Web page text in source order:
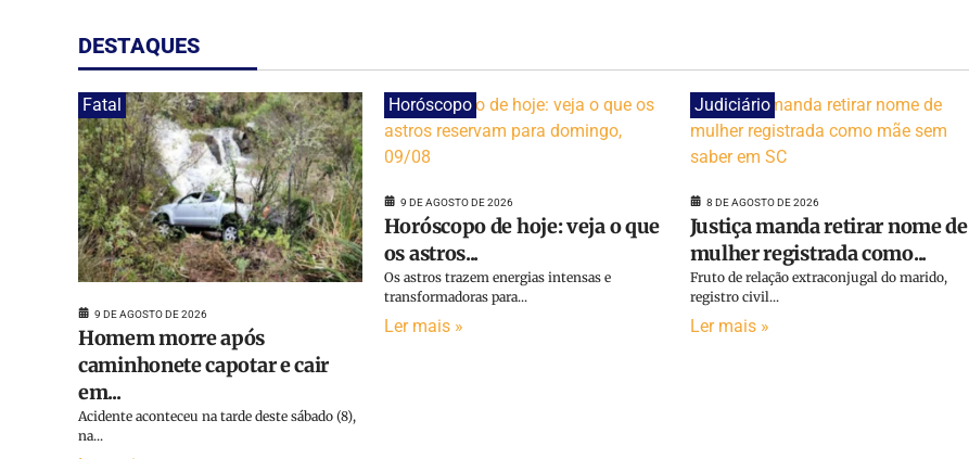
DESTAQUES
Fatal
9 DE AGOSTO DE 2026
Homem morre após
caminhonete capotar e cair
em...
Acidente aconteceu na tarde deste sábado (8),
na...
Horóscopo
9 DE AGOSTO DE 2026
Horóscopo de hoje: veja o que
os astros...
Os astros trazem energias intensas e
transformadoras para...
Ler mais »
Judiciário
8 DE AGOSTO DE 2026
Justiça manda retirar nome de
mulher registrada como...
Fruto de relação extraconjugal do marido,
registro civil...
Ler mais »